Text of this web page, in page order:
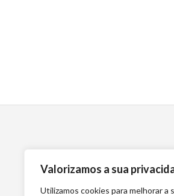
Valorizamos a sua
Utilizamos cookies para melhorar a